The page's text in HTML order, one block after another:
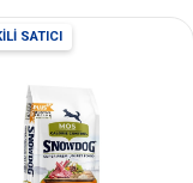
SATICI